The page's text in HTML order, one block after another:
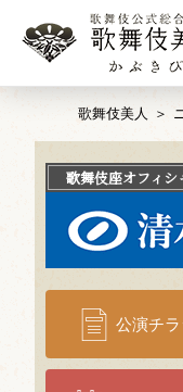
歌舞伎美人
歌舞伎座オフィシ
公演チ